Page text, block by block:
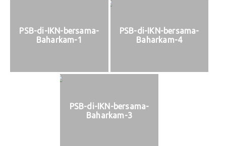
PSB-di-IKN-bersama-
Baharkam-1
PSB-di-IKN-bersama-
Baharkam-4
PSB-di-IKN-bersama-
Baharkam-3